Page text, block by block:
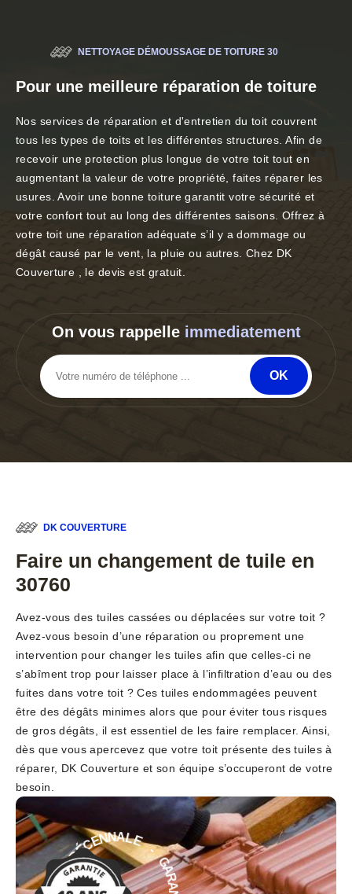
NETTOYAGE DÉMOUSSAGE DE TOITURE 30
Pour une meilleure réparation de toiture
Nos services de réparation et d'entretien du toit couvrent
tous les types de toits et les différentes structures. Afin de
recevoir une protection plus longue de votre toit tout en
augmentant la valeur de votre propriété, faites réparer les
usures. Avoir une bonne toiture garantit votre sécurité et
votre confort tout au long des différentes saisons. Offrez à
votre toit une réparation adéquate s’il y a dommage ou
dégât causé par le vent, la pluie ou autres. Chez DK
Couverture , le devis est gratuit.
On vous rappelle immediatement
DK COUVERTURE
Faire un changement de tuile en
30760
Avez-vous des tuiles cassées ou déplacées sur votre toit ?
Avez-vous besoin d’une réparation ou proprement une
intervention pour changer les tuiles afin que celles-ci ne
s’abîment trop pour laisser place à l’infiltration d’eau ou des
fuites dans votre toit ? Ces tuiles endommagées peuvent
être des dégâts minimes alors que pour éviter tous risques
de gros dégâts, il est essentiel de les faire remplacer. Ainsi,
dès que vous apercevez que votre toit présente des tuiles à
réparer, DK Couverture et son équipe s’occuperont de votre
besoin.
D
É
C
E
N
NALE - GAR
A
N
T
I
E